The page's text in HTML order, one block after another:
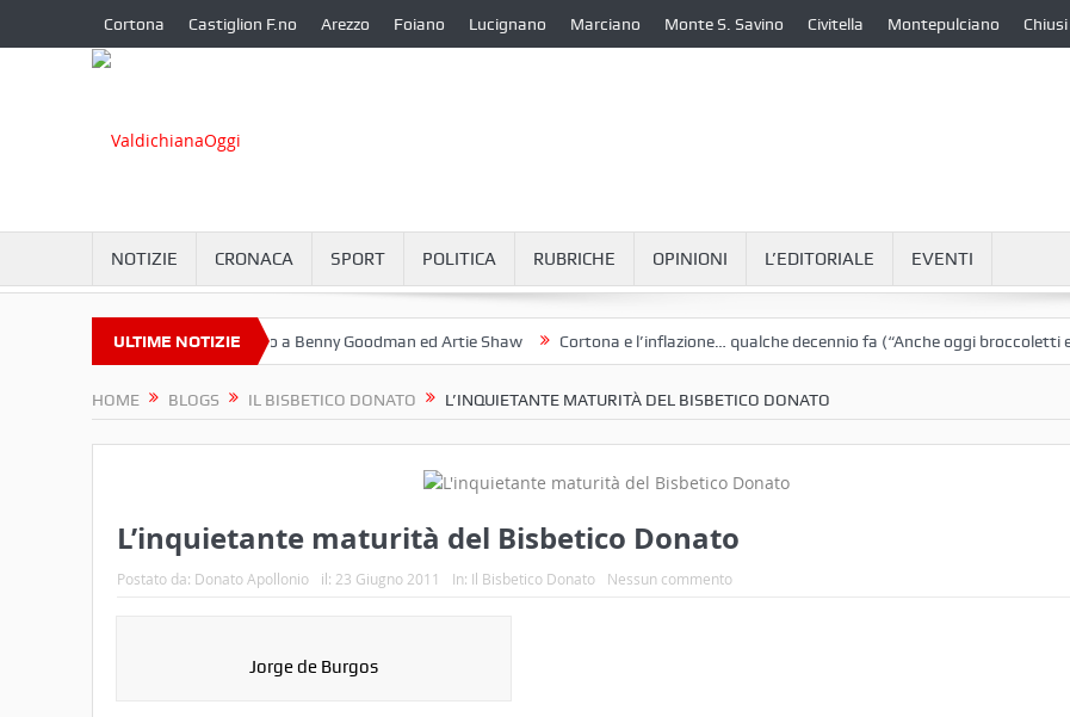
Cortona Castiglion F.no Arezzo Foiano Lucignano Marciano Monte S. Savino Civitella Montepulciano Chiusi
NOTIZIE CRONACA SPORT POLITICA RUBRICHE OPINIONI L’EDITORIALE EVENTI
ULTIME NOTIZIE
Omaggio a Benny Goodman ed Artie Shaw Cortona e l’inflazione… qualche decennio fa (“Anche oggi broccoletti e patate”)
HOME BLOGS IL BISBETICO DONATO L’INQUIETANTE MATURITÀ DEL BISBETICO DONATO
L’inquietante maturità del Bisbetico Donato
Postato da: Donato Apollonio il: 23 Giugno 2011 In: Il Bisbetico Donato Nessun commento
Jorge de Burgos